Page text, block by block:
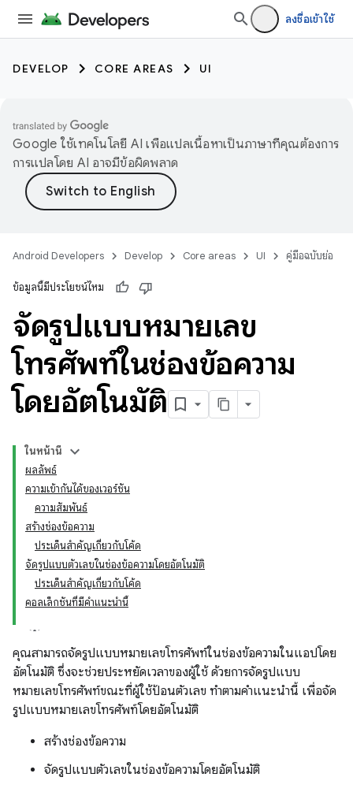
ลงชื่อเข้าใช้
DEVELOP CORE AREAS UI
Google ใช้เทคโนโลยี AI เพื่อแปลเนื้อหาเป็นภาษาที่คุณต้องการ
การแปลโดย AI อาจมีข้อผิดพลาด
Android Developers Develop Core areas UI คู่มือฉบับย่อ
ข้อมูลนี้มีประโยชน์ไหม
จัดรูปแบบหมายเลข
โทรศัพท์ในช่องข้อความ
โดยอัตโนมัติ
ในหน้านี้
ผลลัพธ์
ความเข้ากันได้ของเวอร์ชัน
ความสัมพันธ์
สร้างช่องข้อความ
ประเด็นสำคัญเกี่ยวกับโค้ด
จัดรูปแบบตัวเลขในช่องข้อความโดยอัตโนมัติ
ประเด็นสำคัญเกี่ยวกับโค้ด
คอลเล็กชันที่มีคำแนะนำนี้
คุณสามารถจัดรูปแบบหมายเลขโทรศัพท์ในช่องข้อความในแอปโดย
อัตโนมัติ ซึ่งจะช่วยประหยัดเวลาของผู้ใช้ ด้วยการจัดรูปแบบ
หมายเลขโทรศัพท์ขณะที่ผู้ใช้ป้อนตัวเลข ทำตามคำแนะนำนี้ เพื่อจัด
รูปแบบหมายเลขโทรศัพท์โดยอัตโนมัติ
สร้างช่องข้อความ
จัดรูปแบบตัวเลขในช่องข้อความโดยอัตโนมัติ